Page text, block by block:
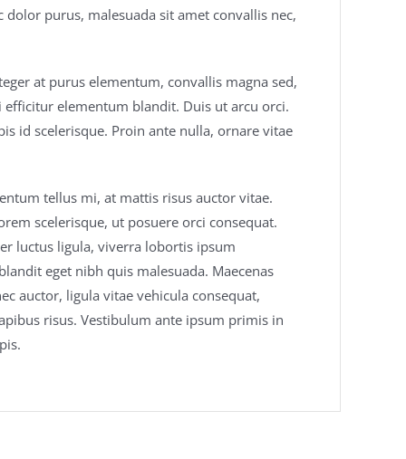
purus, malesuada sit amet convallis nec,
at purus elementum, convallis magna sed,
elementum blandit. Duis ut arcu orci.
id scelerisque. Proin ante nulla, ornare vitae
tellus mi, at mattis risus auctor vitae.
scelerisque, ut posuere orci consequat.
luctus ligula, viverra lobortis ipsum
eget nibh quis malesuada. Maecenas
auctor, ligula vitae vehicula consequat,
risus. Vestibulum ante ipsum primis in